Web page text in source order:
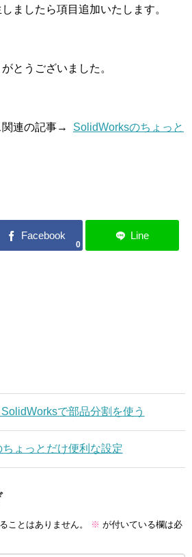
ましたら項目追加いたします。
とうございました。
関連の記事→ SolidWorksのちょっと
0
で部品分割を使う
ょっとだけ便利な設定
ことはありません。 ※ が付いている欄は必